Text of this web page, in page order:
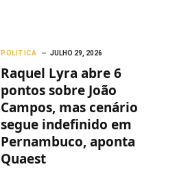
POLITICA JULHO 29, 2026
Raquel Lyra abre 6
pontos sobre João
Campos, mas cenário
segue indefinido em
Pernambuco, aponta
Quaest